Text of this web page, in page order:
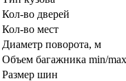
Кол-во дверей
Кол-во мест
Диаметр поворота, м
Объем багажника min/
Размер шин